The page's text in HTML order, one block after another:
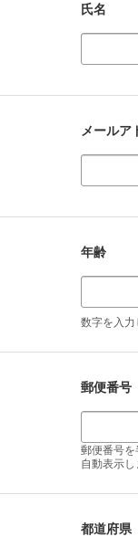
氏名
メールア
年齢
数字を入
郵便番号
郵便番号
自動表示し
都道府県